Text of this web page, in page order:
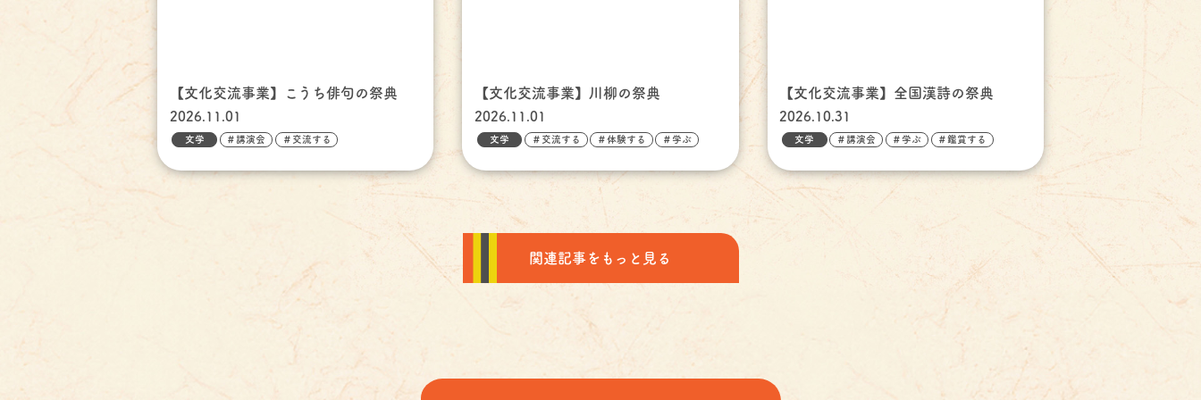
【文化交流事業】こうち俳句の祭典
2026.11.01
文学 ＃講演会 ＃交流する
【文化交流事業】川柳の祭典
2026.11.01
文学 ＃交流する ＃体験する ＃学ぶ
【文化交流事業】全国漢詩の祭典
2026.10.31
文学 ＃講演会 ＃学ぶ ＃鑑賞する
関連記事をもっと見る